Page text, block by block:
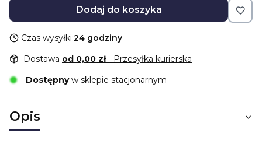
Dodaj do koszyka
Czas wysyłki:24 godziny
Dostawa od 0,00 zł- Przesyłka kurierska
Dostępnyw sklepie stacjonarnym
Opis